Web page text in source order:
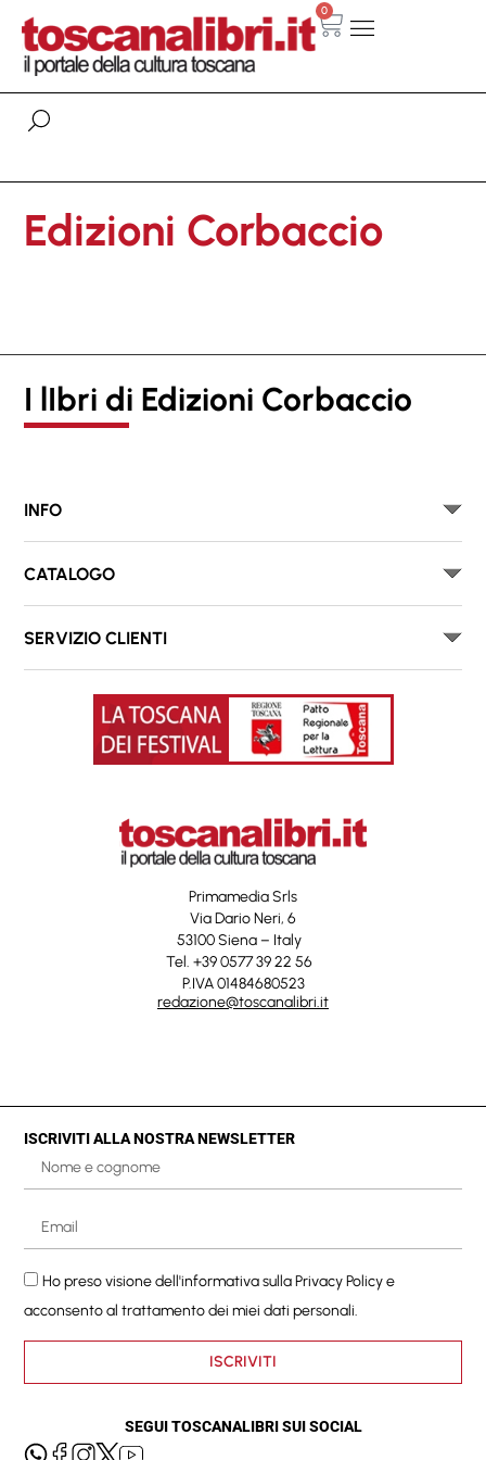
0
Edizioni Corbaccio
I lIbri di Edizioni Corbaccio
INFO
CATALOGO
SERVIZIO CLIENTI
Primamedia Srls
Via Dario Neri, 6
53100 Siena – Italy
Tel. +39 0577 39 22 56
P.IVA 01484680523
redazione@toscanalibri.it
ISCRIVITI ALLA NOSTRA NEWSLETTER
Ho preso visione dell'informativa sullaPrivacy Policye
acconsento al trattamento dei miei dati personali.
ISCRIVITI
SEGUI TOSCANALIBRI SUI SOCIAL